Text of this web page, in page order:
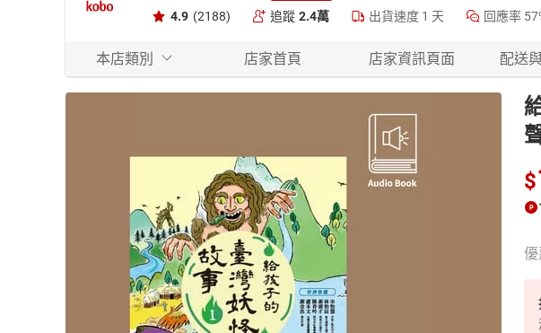
4.9 (2188) 追蹤 2.4萬 出貨速度 1 天 回應率
本店類別 店家首頁 店家資訊頁面 配送
$